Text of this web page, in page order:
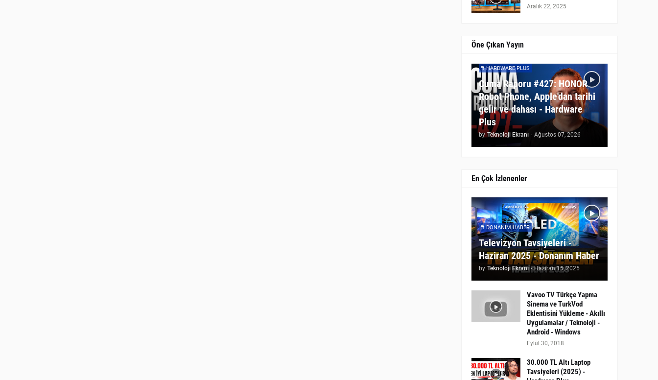
Aralık 22, 2025
Öne Çıkan Yayın
HARDWARE PLUS
Cuma Raporu #427: HONOR
Robot Phone, Apple'dan tarihi
gelir ve dahası - Hardware
Plus
by Teknoloji Ekranı - Ağustos 07, 2026
En Çok İzlenenler
DONANIM HABER
Televizyon Tavsiyeleri -
Haziran 2025 - Donanım Haber
by Teknoloji Ekranı - Haziran 15, 2025
Vavoo TV Türkçe Yapma
Sinema ve TurkVod
Eklentisini Yükleme - Akıllı
Uygulamalar / Teknoloji -
Android - Windows
Eylül 30, 2018
30.000 TL Altı Laptop
Tavsiyeleri (2025) -